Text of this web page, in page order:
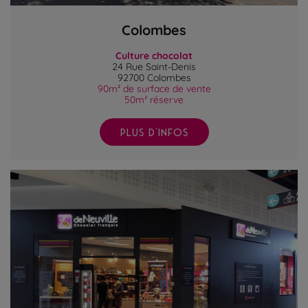
Colombes
Culture chocolat
24 Rue Saint-Denis
92700 Colombes
90m² de surface de vente
50m² réserve
PLUS D'INFOS